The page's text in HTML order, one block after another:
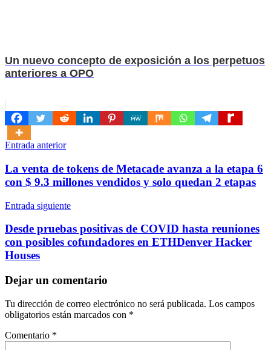
Un nuevo concepto de exposición a los perpetuos
anteriores a OPO
Navegación
de
entradas
Entrada anterior
La venta de tokens de Metacade avanza a la etapa 6
con $ 9.3 millones vendidos y solo quedan 2 etapas
Entrada siguiente
Desde pruebas positivas de COVID hasta reuniones
con posibles cofundadores en ETHDenver Hacker
Houses
Dejar un comentario
Tu dirección de correo electrónico no será publicada. Los campos
obligatorios están marcados con *
Comentario *